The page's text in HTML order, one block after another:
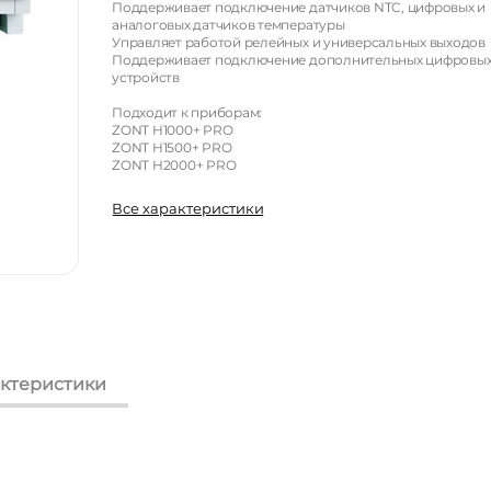
Поддерживает подключение датчиков NTC, цифровых и
аналоговых датчиков температуры
Управляет работой релейных и универсальных выходов
Поддерживает подключение дополнительных
устройств
Подходит к приборам:
ZONT H1000+ PRO
ZONT H1500+ PRO
ZONT H2000+ PRO
Все характеристики